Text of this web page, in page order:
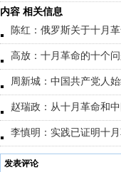
内容 相关信息
陈红：俄罗斯关于十月
高放：十月革命的十个
周新城：中国共产党人
赵瑞政：从十月革命和
李慎明：实践已证明十
发表评论